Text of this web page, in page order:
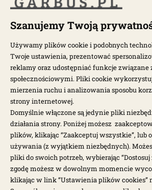
POPULARNE
Otrzymuj najnowsze wiadomości i oferty
pocztę.
Szanujemy Twoją
Używamy plików cookie i podobnych
Twoje ustawienia, prezentować
reklamy oraz udostępniać funkcje związane
społecznościowymi. Pliki cookie
mierzenia ruchu i analizowania sposobu
strony internetowej.
Domyślnie włączone są jedynie pliki
działania strony. Poniżej możesz
plików, klikając “Zaakceptuj wszystkie”, lub
używania (z wyjątkiem niezbędnych).
pliki do swoich potrzeb, wybierając “Dostosuj
zgodę możesz w dowolnym momencie
klikając w link “Ustawienia plików cookies”